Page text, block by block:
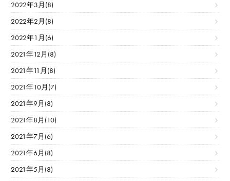
2022年3月(8)
2022年2月(8)
2022年1月(6)
2021年12月(8)
2021年11月(8)
2021年10月(7)
2021年9月(8)
2021年8月(10)
2021年7月(6)
2021年6月(8)
2021年5月(8)